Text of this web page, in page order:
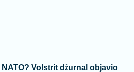
Volstrit džurnal objavio